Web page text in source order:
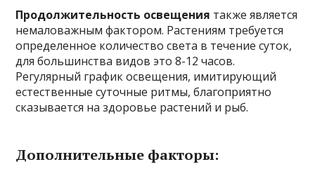
Продолжительность освещения также является
немаловажным фактором. Растениям требуется
определенное количество света в течение суток,
для большинства видов это 8-12 часов.
Регулярный график освещения, имитирующий
естественные суточные ритмы, благоприятно
сказывается на здоровье растений и рыб.
Дополнительные факторы: